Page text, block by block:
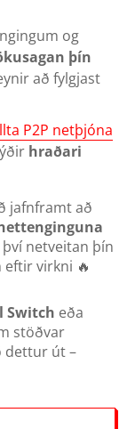
og
þín
að fylgjast
P2P netþjóna
hraðari
jafnframt að
netveitan þín
virkni 🔥
Switch eða
stöðvar
dettur út –